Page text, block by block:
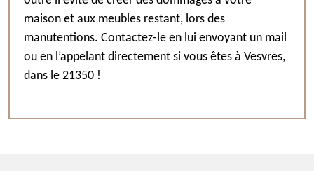
maison et aux meubles restant, lors des
manutentions. Contactez-le en lui envoyant un mail
ou en l’appelant directement si vous êtes à Vesvres,
dans le 21350 !